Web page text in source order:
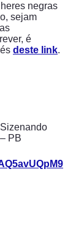
negras
sejam
é
deste link.
PB